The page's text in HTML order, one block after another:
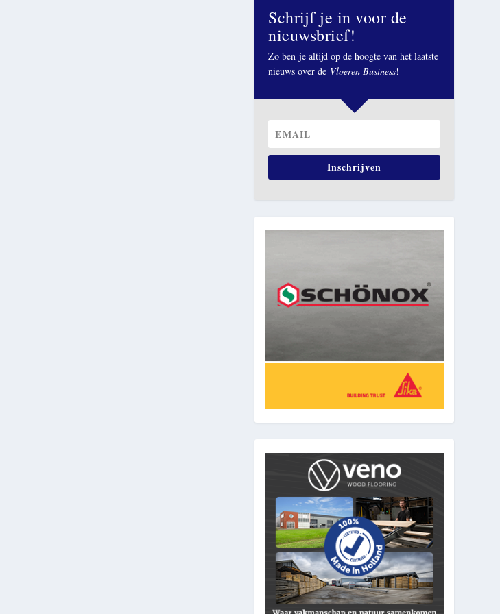
Schrijf je in voor de
nieuwsbrief!
Zo ben je altijd op de hoogte van het laatste
nieuws over de Vloeren Business!
Inschrijven